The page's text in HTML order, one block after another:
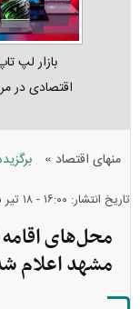
بازار لپ‌
اقتصادی در مرداد
منهای اقتصاد »
تاریخ انتشار: ۱۶:۰۰ - ۱۸ تير ۱۴۰۵
محل‌های
مشهد اعلام